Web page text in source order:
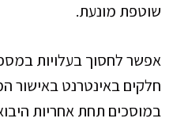
שוטפת מונעת.
אפשר לחסוך בעלויות
חלקים באינטרנט באישור
במוסכים תחת אחריות